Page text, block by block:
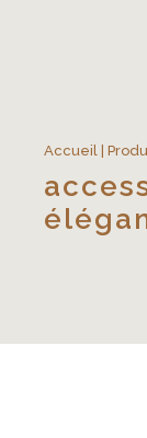
Accueil |